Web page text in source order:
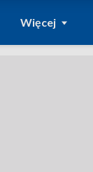
Więcej